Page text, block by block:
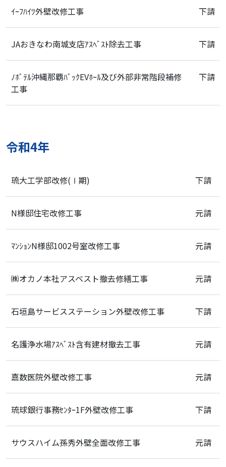
ｲｰﾌﾊｲﾂ外壁改修工事 下請
JAおきなわ南城支店ｱｽﾍﾞｽﾄ除去工事 下請
ﾉﾎﾞﾃﾙ沖縄那覇ﾊﾞｯｸEVﾎｰﾙ及び外部非常階段補修
工事
下請
令和4年
琉大工学部改修(Ⅰ期) 下請
N様邸住宅改修工事 元請
ﾏﾝｼｮﾝN様邸1002号室改修工事 元請
㈱オカノ本社アスベスト撤去修繕工事 元請
石垣島サービスステーション外壁改修工事 下請
名護浄水場ｱｽﾍﾞｽﾄ含有建材撤去工事 元請
嘉数医院外壁改修工事 元請
琉球銀行事務ｾﾝﾀｰ1F外壁改修工事 下請
サウスハイム孫秀外壁全面改修工事 元請